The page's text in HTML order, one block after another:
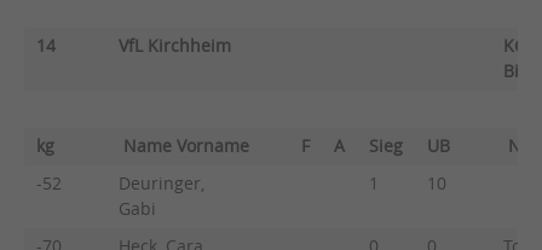
14 VfL Kirchheim
KG
kg Name Vorname F A Sieg UB
-52
Deuringer,
Gabi
1 10